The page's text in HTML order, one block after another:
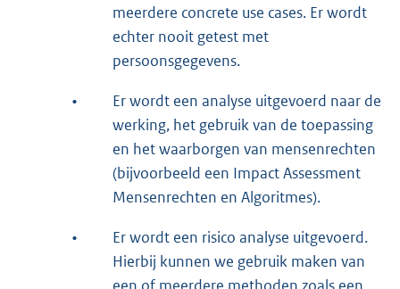
meerdere concrete use cases. Er wordt
echter nooit getest met
persoonsgegevens.
•
Er wordt een analyse uitgevoerd naar de
werking, het gebruik van de toepassing
en het waarborgen van mensenrechten
(bijvoorbeeld een Impact Assessment
Mensenrechten en Algoritmes).
•
Er wordt een risico analyse uitgevoerd.
Hierbij kunnen we gebruik maken van